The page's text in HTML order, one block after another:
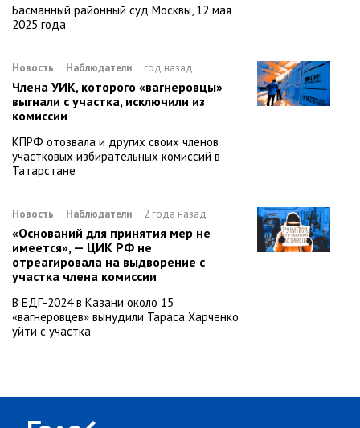
Басманный районный суд Москвы, 12 мая
2025 года
Новость Наблюдатели год назад
Члена УИК, которого «вагнеровцы»
выгнали с участка, исключили из
комиссии
КПРФ отозвала и других своих членов
участковых избирательных комиссий в
Татарстане
Новость Наблюдатели 2 года назад
«Оснований для принятия мер не
имеется», — ЦИК РФ не
отреагировала на выдворение с
участка члена комиссии
В ЕДГ-2024 в Казани около 15
«вагнеровцев» вынудили Тараса Харченко
уйти с участка